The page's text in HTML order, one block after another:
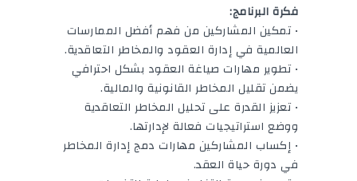
فكرة البرنامج:
• تمكين المشاركين من فهم أفضل الممارسات
العالمية في إدارة العقود والمخاطر التعاقدية.
• تطوير مهارات صياغة العقود بشكل احترافي
يضمن تقليل المخاطر القانونية والمالية.
• تعزيز القدرة على تحليل المخاطر التعاقدية
ووضع استراتيجيات فعالة لإدارتها.
• إكساب المشاركين مهارات دمج إدارة المخاطر
في دورة حياة العقد.